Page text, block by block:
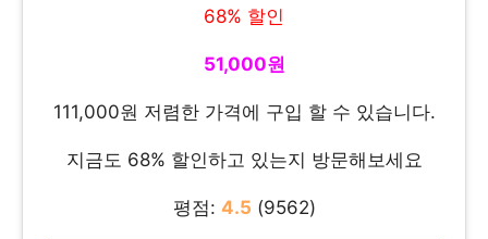
68% 할인
51,000원
111,000원 저렴한 가격에 구입 할 수 있습니다.
지금도 68% 할인하고 있는지 방문해보세요
평점: 4.5 (9562)